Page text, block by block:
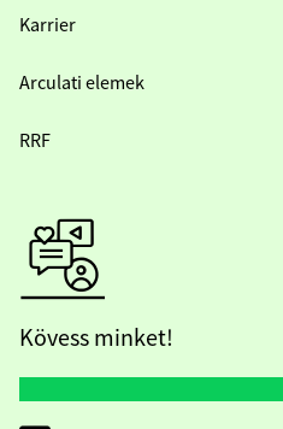
Karrier
Arculati elemek
RRF
Kövess minket!